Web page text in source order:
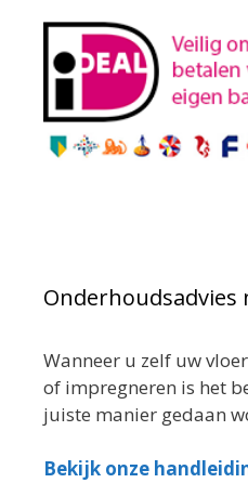
Onderhoudsadvies
Wanneer u zelf uw
of impregneren is het
juiste manier gedaan
Bekijk onze